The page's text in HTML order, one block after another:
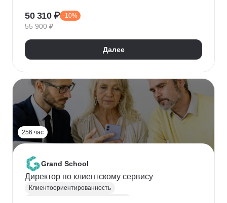
Контроль качества
Удержание клиентов
Формирование лояльности
Топ менеджмент
50 310 ₽ -10%
55 900 ₽
Далее
256 час
Grand School
Директор по клиентскому сервису
Клиентоориентированность